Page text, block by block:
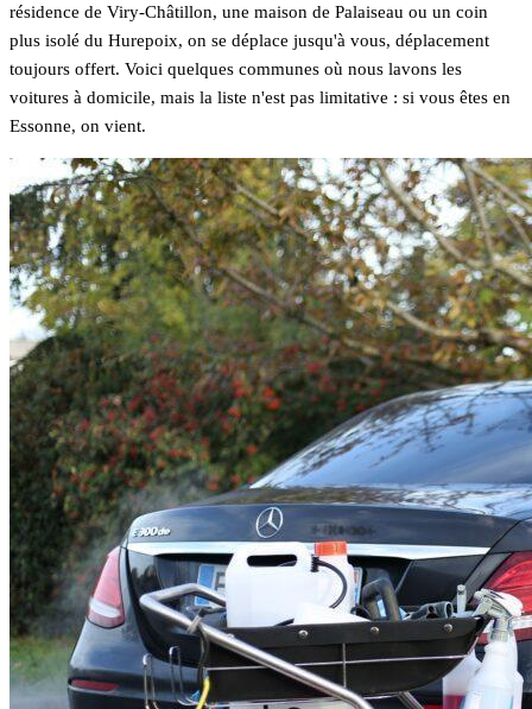
résidence de Viry-Châtillon, une maison de Palaiseau ou un coin
plus isolé du Hurepoix, on se déplace jusqu'à vous, déplacement
toujours offert. Voici quelques communes où nous lavons les
voitures à domicile, mais la liste n'est pas limitative : si vous êtes en
Essonne, on vient.